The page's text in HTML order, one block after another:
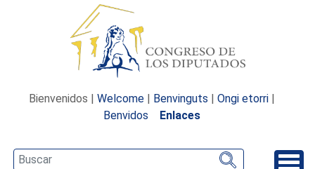
Bienvenidos | Welcome | Benvinguts | Ongi etorri |
Benvidos
Enlaces